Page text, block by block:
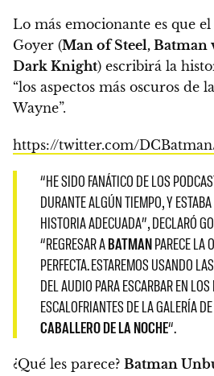
Lo más emocionante es que
Goyer (Man of Steel, Batman
Dark Knight) escribirá la
“los aspectos más oscuros de
Wayne”.
https://twitter.com/DCBatman/
“HE SIDO FANÁTICO DE LOS
DURANTE ALGÚN TIEMPO, Y
HISTORIA ADECUADA”, DECLARÓ
“REGRESAR ABATMANPARECE LA
PERFECTA.ESTAREMOS USANDO
DEL AUDIO PARA ESCARBAR EN
ESCALOFRIANTES DE LA GALERÍA
CABALLERO DE LA NOCHE“.
¿Qué les parece? Batman